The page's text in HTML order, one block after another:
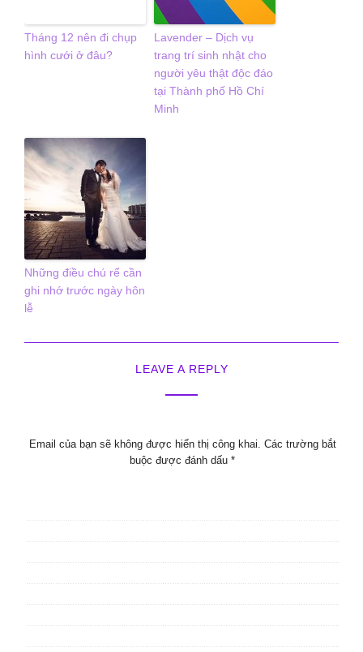
Tháng 12 nên đi chụp
hình cưới ở đâu?
Lavender – Dịch vụ
trang trí sinh nhật cho
người yêu thật độc đáo
tại Thành phố Hồ Chí
Minh
Những điều chú rể cần
ghi nhớ trước ngày hôn
lễ
LEAVE A REPLY
Email của bạn sẽ không được hiển thị công khai. Các trường bắt
buộc được đánh dấu*